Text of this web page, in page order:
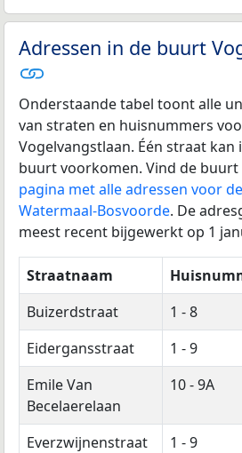
Adressen in de buurt
Onderstaande tabel toont alle
van straten en huisnummers
Vogelvangstlaan. Één straat kan
buurt voorkomen. Vind de
pagina met alle adressen voor
Watermaal-Bosvoorde. De
meest recent bijgewerkt op 1
Straatnaam
Buizerdstraat
1 - 8
Eidergansstraat
1 - 9
Emile Van
Becelaerelaan
10 - 9A
Everzwijnenstraat 1 - 9